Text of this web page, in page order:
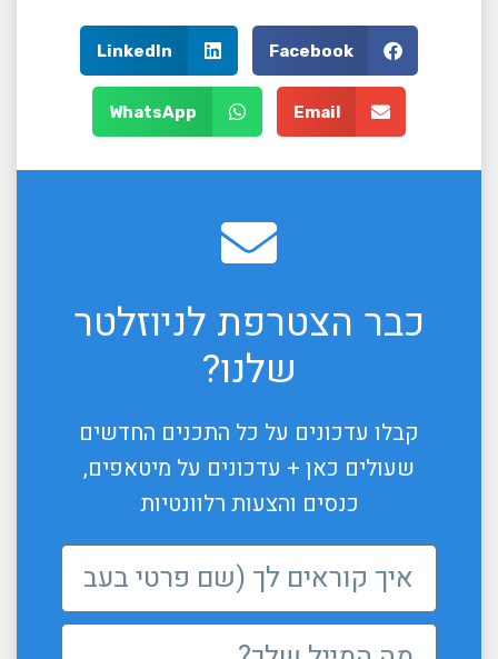
Facebook
LinkedIn
Email
WhatsApp
כבר הצטרפת לניוזלטר
שלנו?
קבלו עדכונים על כל התכנים החדשים
שעולים כאן + עדכונים על מיטאפים,
כנסים והצעות רלוונטיות